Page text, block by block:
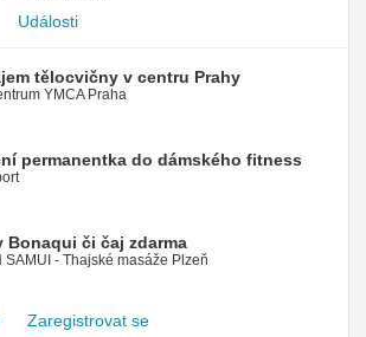
Události
tělocvičny v centru Prahy
YMCA Praha
permanentka do dámského fitness
Bonaqui či čaj zdarma
SAMUI - Thajské masáže Plzeň
Zaregistrovat se